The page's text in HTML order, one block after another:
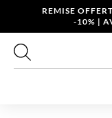
REMISE
-10% |